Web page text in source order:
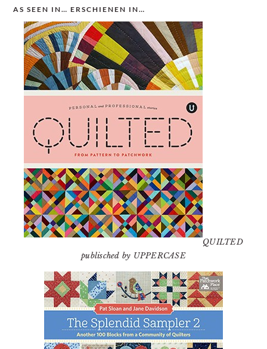
AS SEEN IN… ERSCHIENEN IN…
QUILTED
publisched by UPPERCASE